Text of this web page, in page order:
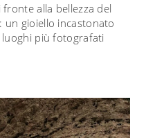
alla bellezza del
: un gioiello incastonato
più fotografati